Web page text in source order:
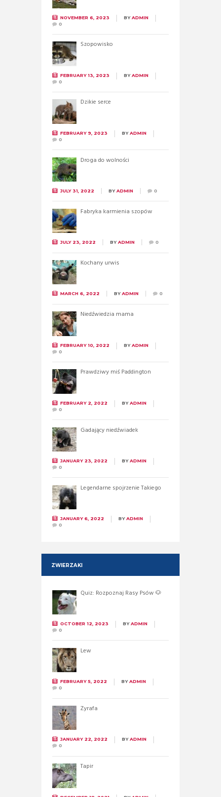
NOVEMBER 6, 2023 BYADMIN
0
Szopowisko
FEBRUARY 13, 2023 BYADMIN
0
Dzikie serce
FEBRUARY 9, 2023 BYADMIN
0
Droga do wolności
JULY 31, 2022 BYADMIN 0
Fabryka karmienia szopów
JULY 23, 2022 BYADMIN 0
Kochany urwis
MARCH 6, 2022 BYADMIN 0
Niedźwiedzia mama
FEBRUARY 10, 2022 BYADMIN
0
Prawdziwy miś Paddington
FEBRUARY 2, 2022 BYADMIN
0
Gadający niedźwiadek
JANUARY 23, 2022 BYADMIN
0
Legendarne spojrzenie Takiego
JANUARY 6, 2022 BYADMIN
0
ZWIERZAKI
Quiz: Rozpoznaj Rasy Psów 🐶
OCTOBER 12, 2023 BYADMIN
0
Lew
FEBRUARY 5, 2022 BYADMIN
0
Żyrafa
JANUARY 22, 2022 BYADMIN
0
Tapir